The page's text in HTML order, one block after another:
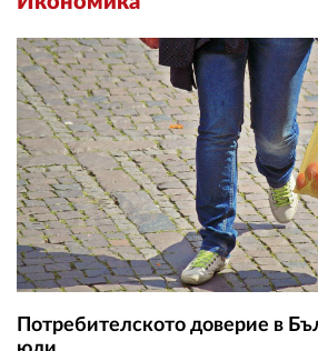
Потребителското доверие в